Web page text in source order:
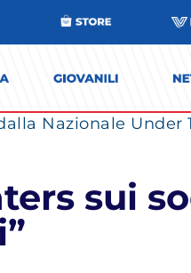
Nazionale Under
sui